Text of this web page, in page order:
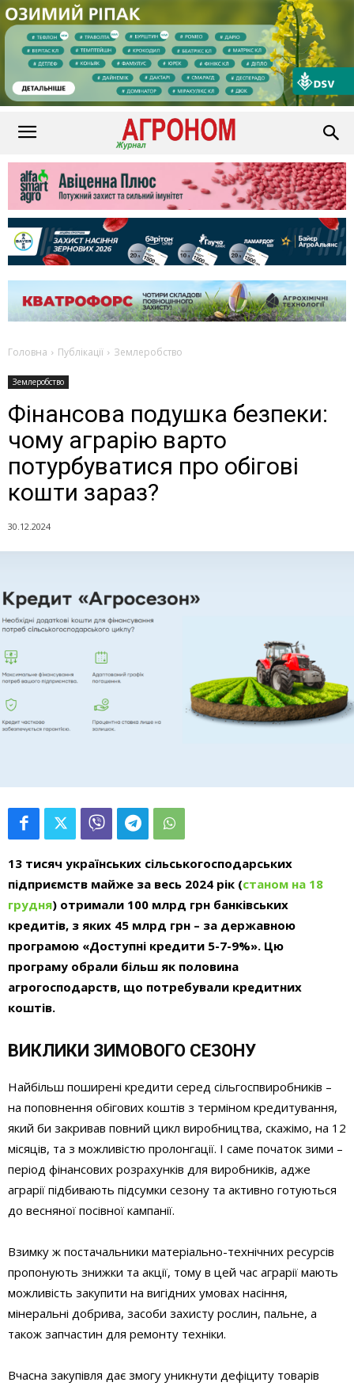
Головна Публікації Землеробство
Землеробство
Фінансова подушка безпеки:
чому аграрію варто
потурбуватися про обігові
кошти зараз?
30.12.2024
13 тисяч українських сільськогосподарських
підприємств майже за весь 2024 рік (станом на 18
грудня) отримали 100 млрд грн банківських
кредитів, з яких 45 млрд грн – за державною
програмою «Доступні кредити 5-7-9%». Цю
програму обрали більш як половина
агрогосподарств, що потребували кредитних
коштів.
ВИКЛИКИ ЗИМОВОГО СЕЗОНУ
Найбільш поширені кредити серед сільгоспвиробників –
на поповнення обігових коштів з терміном кредитування,
який би закривав повний цикл виробництва, скажімо, на 12
місяців, та з можливістю пролонгації. І саме початок зими –
період фінансових розрахунків для виробників, адже
аграрії підбивають підсумки сезону та активно готуються
до весняної посівної кампанії.
Взимку ж постачальники матеріально-технічних ресурсів
пропонують знижки та акції, тому в цей час аграрії мають
можливість закупити на вигідних умовах насіння,
мінеральні добрива, засоби захисту рослин, пальне, а
також запчастин для ремонту техніки.
Вчасна закупівля дає змогу уникнути дефіциту товарів